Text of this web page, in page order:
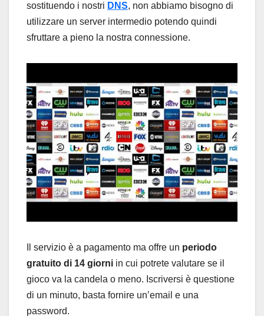
sostituendo i nostri DNS, non abbiamo bisogno di
utilizzare un server intermedio potendo quindi
sfruttare a pieno la nostra connessione.
Il servizio è a pagamento ma offre un periodo
gratuito di 14 giorni in cui potrete valutare se il
gioco va la candela o meno. Iscriversi è questione
di un minuto, basta fornire un’email e una
password.